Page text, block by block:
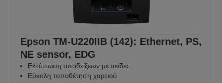
Epson TM-U220IIB (142): Ethernet, PS,
NE sensor, EDG
Εκτύπωση αποδείξεων με ακίδες
Εύκολη τοποθέτηση χαρτιού